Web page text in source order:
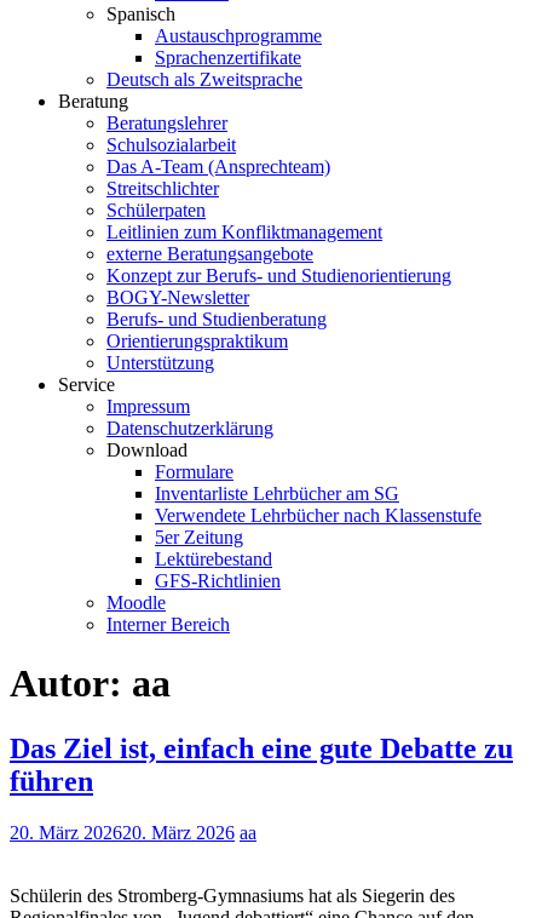
Spanisch
Austauschprogramme
Sprachenzertifikate
Deutsch als Zweitsprache
Beratung
Beratungslehrer
Schulsozialarbeit
Das A-Team (Ansprechteam)
Streitschlichter
Schülerpaten
Leitlinien zum Konfliktmanagement
externe Beratungsangebote
Konzept zur Berufs- und Studienorientierung
BOGY-Newsletter
Berufs- und Studienberatung
Orientierungspraktikum
Unterstützung
Service
Impressum
Datenschutzerklärung
Download
Formulare
Inventarliste Lehrbücher am SG
Verwendete Lehrbücher nach Klassenstufe
5er Zeitung
Lektürebestand
GFS-Richtlinien
Moodle
Interner Bereich
Autor: aa
Das Ziel ist, einfach eine gute Debatte zu
führen
20. März 202620. März 2026 aa
Schülerin des Stromberg-Gymnasiums hat als Siegerin des